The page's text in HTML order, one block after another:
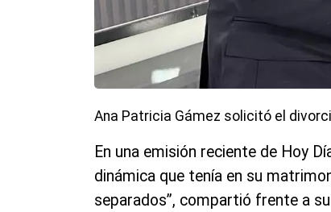
Ana Patricia Gámez solicitó el
En una emisión reciente de Hoy
dinámica que tenía en su
separados”, compartió frente a